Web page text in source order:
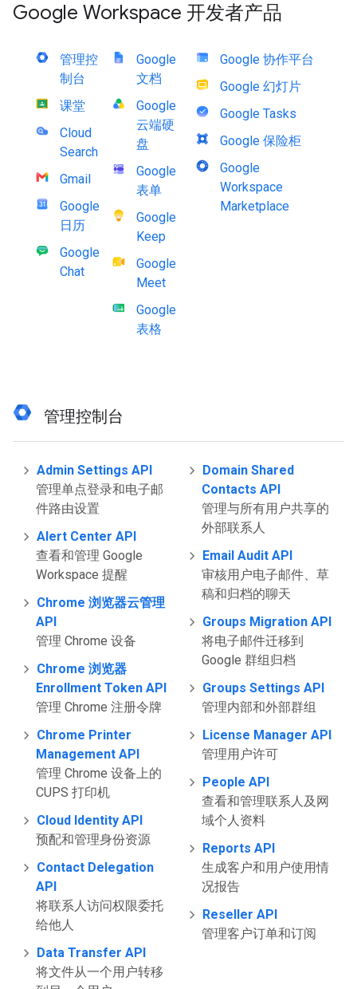
Google Workspace 开发者产品
管理控
制台
课堂
Cloud
Search
Gmail
Google
日历
Google
Chat
Google
文档
Google
云端硬
盘
Google
表单
Google
Keep
Google
Meet
Google
表格
Google 协作平台
Google 幻灯片
Google Tasks
Google 保险柜
Google
Workspace
Marketplace
管理控制台
Admin Settings API
管理单点登录和电子邮
件路由设置
Alert Center API
查看和管理 Google
Workspace 提醒
Chrome 浏览器云管理
API
管理 Chrome 设备
Chrome 浏览器
Enrollment Token API
管理 Chrome 注册令牌
Chrome Printer
Management API
管理 Chrome 设备上的
CUPS 打印机
Cloud Identity API
预配和管理身份资源
Contact Delegation
API
将联系人访问权限委托
给他人
Data Transfer API
将文件从一个用户转移
Domain Shared
Contacts API
管理与所有用户共享的
外部联系人
Email Audit API
审核用户电子邮件、草
稿和归档的聊天
Groups Migration API
将电子邮件迁移到
Google 群组归档
Groups Settings API
管理内部和外部群组
License Manager API
管理用户许可
People API
查看和管理联系人及网
域个人资料
Reports API
生成客户和用户使用情
况报告
Reseller API
管理客户订单和订阅